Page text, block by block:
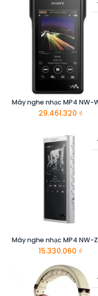
29.461.320 ₫
15.330.060 ₫